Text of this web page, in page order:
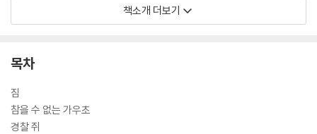
볼라뇨는 이러한 이야기와 강연의 자유로운 조합, 생각 거리를 주는 허구
와 문학 비평의 혼합을 통해 문학과 용기에 관한 씁쓸할 만큼 아이러니한
하였다.
책소개 더보기
목차
짐
참을 수 없는 가우초
경찰 쥐